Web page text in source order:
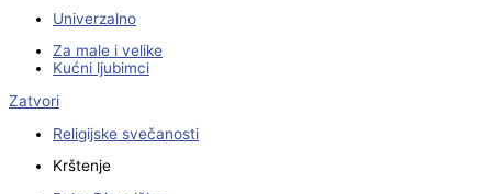
Univerzalno
Za male i velike
Kućni ljubimci
Zatvori
Religijske svečanosti
Krštenje